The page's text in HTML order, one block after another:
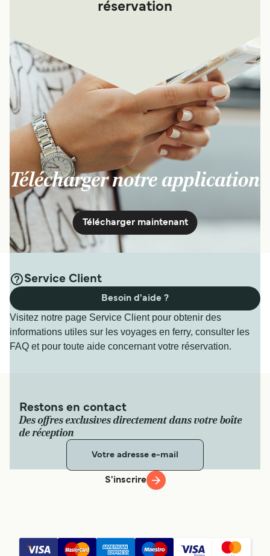
réservation
Télécharger notre application
Télécharger maintenant
Service Client
Visitez notre page Service Client pour obtenir des
informations utiles sur les voyages en ferry, consulter les
FAQ et pour toute aide concernant votre réservation.
Besoin d'aide ?
Restons en contact
Des offres exclusives directement dans votre boîte
de réception
S'inscrire